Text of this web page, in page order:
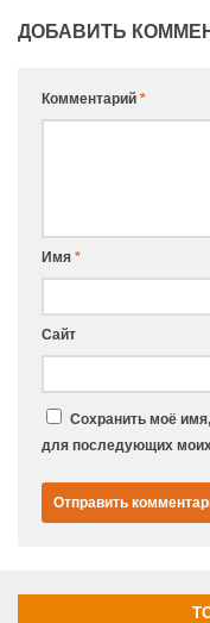
ДОБАВИТЬ
Комментарий *
Имя *
Сайт
Сохранить моё
для последующих